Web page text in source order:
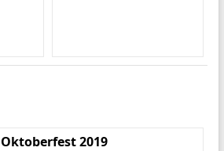
Oktoberfest 2019